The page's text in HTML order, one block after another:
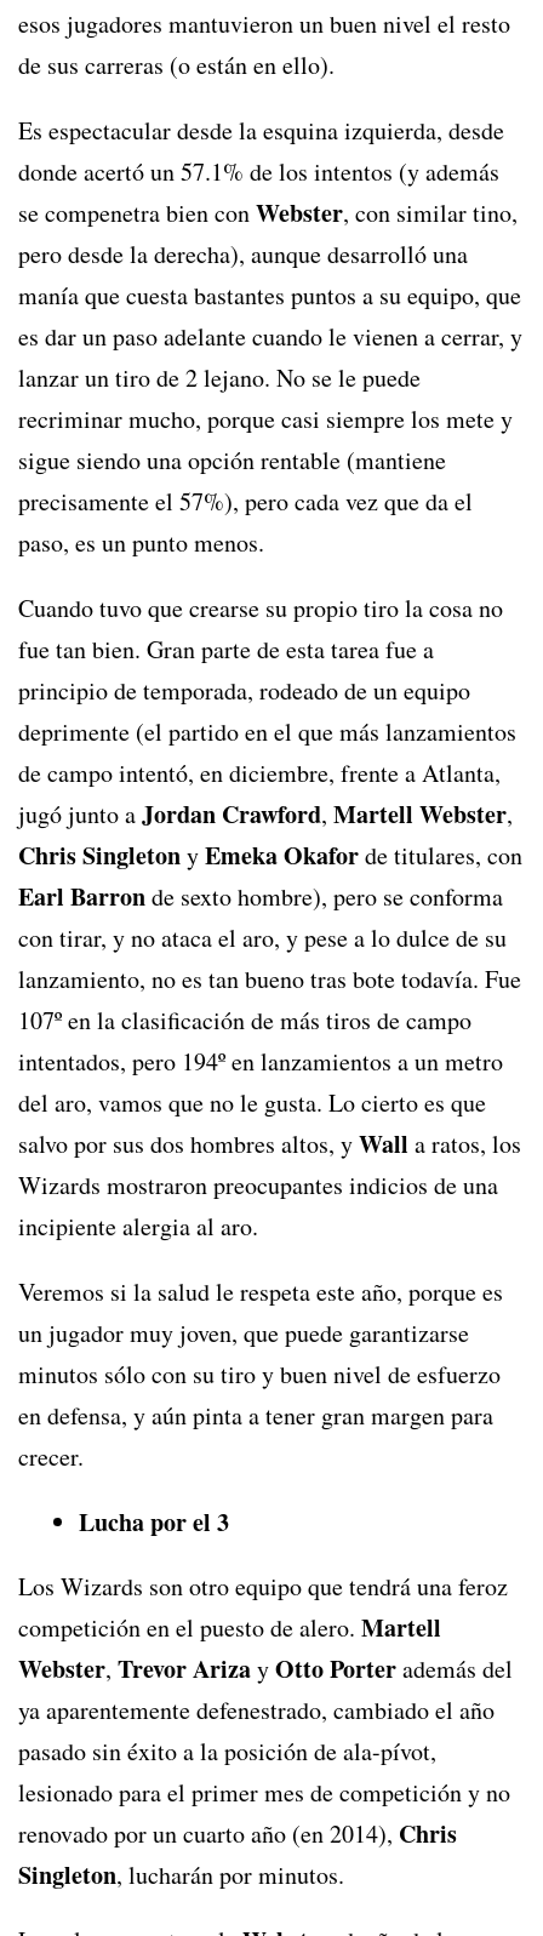
esos jugadores mantuvieron un buen nivel el resto
de sus carreras (o están en ello).
Es espectacular desde la esquina izquierda, desde
donde acertó un 57.1% de los intentos (y además
se compenetra bien conWebster, con similar tino,
pero desde la derecha), aunque desarrolló una
manía que cuesta bastantes puntos a su equipo, que
es dar un paso adelante cuando le vienen a cerrar, y
lanzar un tiro de 2 lejano. No se le puede
recriminar mucho, porque casi siempre los mete y
sigue siendo una opción rentable (mantiene
precisamente el 57%), pero cada vez que da el
paso, es un punto menos.
Cuando tuvo que crearse su propio tiro la cosa no
fue tan bien. Gran parte de esta tarea fue a
principio de temporada, rodeado de un equipo
deprimente (el partido en el que más lanzamientos
de campo intentó, en diciembre, frente a Atlanta,
jugó junto aJordan Crawford, Martell Webster,
Chris SingletonyEmeka Okaforde titulares, con
Earl Barronde sexto hombre), pero se conforma
con tirar, y no ataca el aro, y pese a lo dulce de su
lanzamiento, no es tan bueno tras bote todavía. Fue
107º en la clasificación de más tiros de campo
intentados, pero 194º en lanzamientos a un metro
del aro, vamos que no le gusta. Lo cierto es que
salvo por sus dos hombres altos, yWall a ratos, los
Wizards mostraron preocupantes indicios de una
incipiente alergia al aro.
Veremos si la salud le respeta este año, porque es
un jugador muy joven, que puede garantizarse
minutos sólo con su tiro y buen nivel de esfuerzo
en defensa, y aún pinta a tener gran margen para
crecer.
Lucha por el 3
Los Wizards son otro equipo que tendrá una feroz
competición en el puesto de alero. Martell
Webster, Trevor ArizayOtto Porterademás del
ya aparentemente defenestrado, cambiado el año
pasado sin éxito a la posición de ala-pívot,
lesionado para el primer mes de competición y no
renovado por un cuarto año (en 2014), Chris
Singleton, lucharán por minutos.